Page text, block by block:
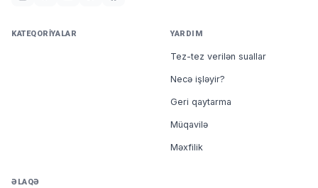
KATEQORIYALAR YARDIM
Tez-tez verilən suallar
Necə işləyir?
Geri qaytarma
Müqavilə
Məxfilik
ƏLAQƏ